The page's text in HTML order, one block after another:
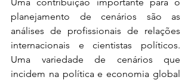
planejamento de cenários são as
análises de profissionais de relações
internacionais e cientistas políticos.
Uma variedade de cenários que
incidem na política e economia global